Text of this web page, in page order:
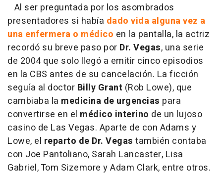
Al ser preguntada por los asombrados
presentadores si había dado vida alguna vez a
una enfermera o médico en la pantalla, la actriz
recordó su breve paso por Dr. Vegas, una serie
de 2004 que solo llegó a emitir cinco episodios
en la CBS antes de su cancelación. La ficción
seguía al doctor Billy Grant (Rob Lowe), que
cambiaba la medicina de urgencias para
convertirse en el médico interino de un lujoso
casino de Las Vegas. Aparte de con Adams y
Lowe, el reparto de Dr. Vegas también contaba
con Joe Pantoliano, Sarah Lancaster, Lisa
Gabriel, Tom Sizemore y Adam Clark, entre otros.